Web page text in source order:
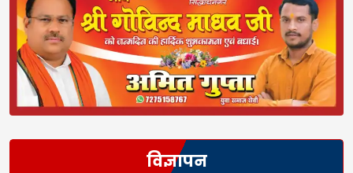
विज्ञापन